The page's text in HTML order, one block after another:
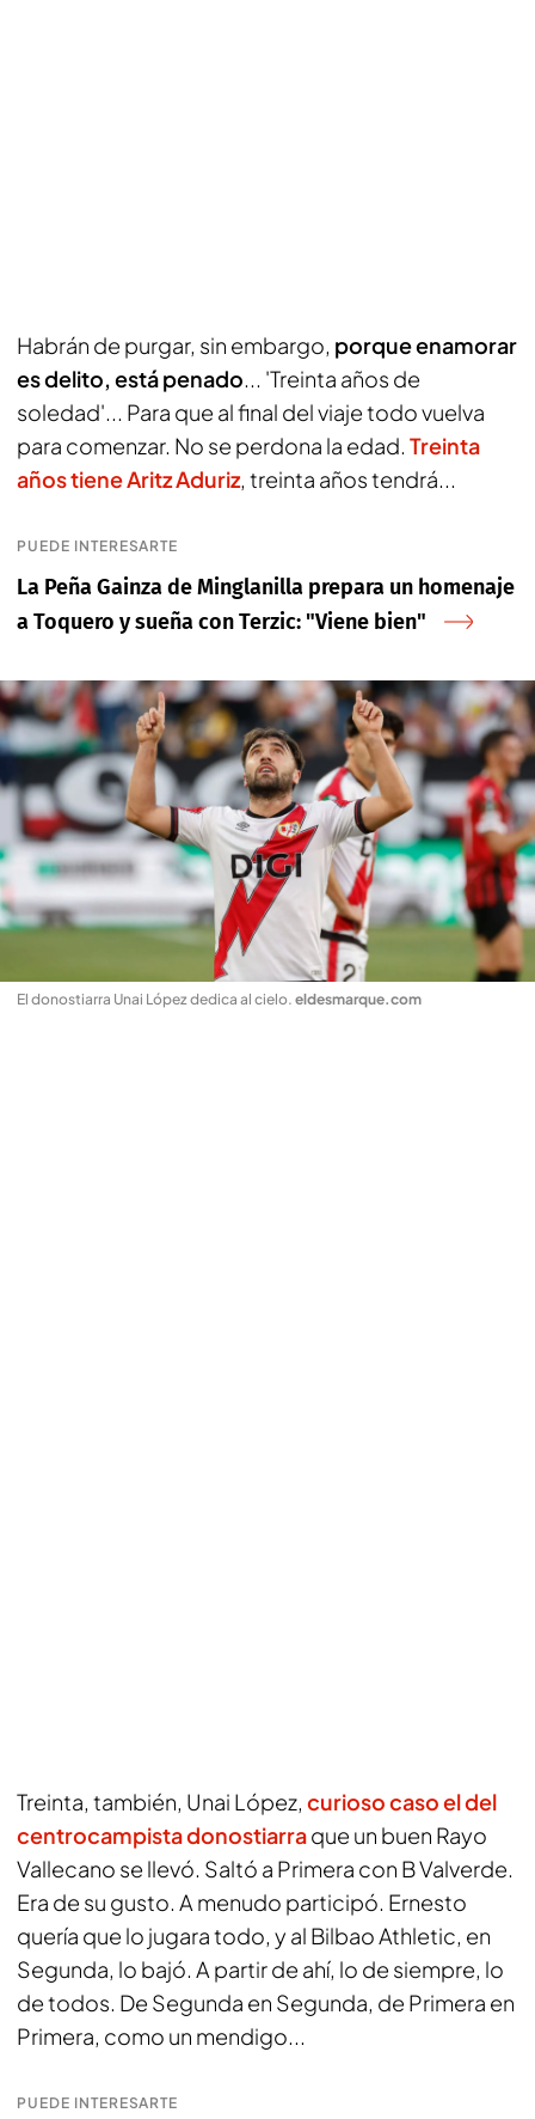
Habrán de purgar, sin embargo, porque enamorar
es delito, está penado... 'Treinta años de
soledad'... Para que al final del viaje todo vuelva
para comenzar. No se perdona la edad. Treinta
años tiene Aritz Aduriz, treinta años tendrá...
PUEDE INTERESARTE
La Peña Gainza de Minglanilla prepara un homenaje
a Toquero y sueña con Terzic: "Viene bien"
El donostiarra Unai López dedica al cielo. eldesmarque.com
Treinta, también, Unai López, curioso caso el del
centrocampista donostiarraque un buen Rayo
Vallecano se llevó. Saltó a Primera con B Valverde.
Era de su gusto. A menudo participó. Ernesto
quería que lo jugara todo, y al Bilbao Athletic, en
Segunda, lo bajó. A partir de ahí, lo de siempre, lo
de todos. De Segunda en Segunda, de Primera en
Primera, como un mendigo...
PUEDE INTERESARTE